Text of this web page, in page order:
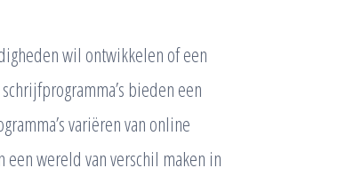
wil ontwikkelen of een
bieden een
variëren van online
wereld van verschil maken in